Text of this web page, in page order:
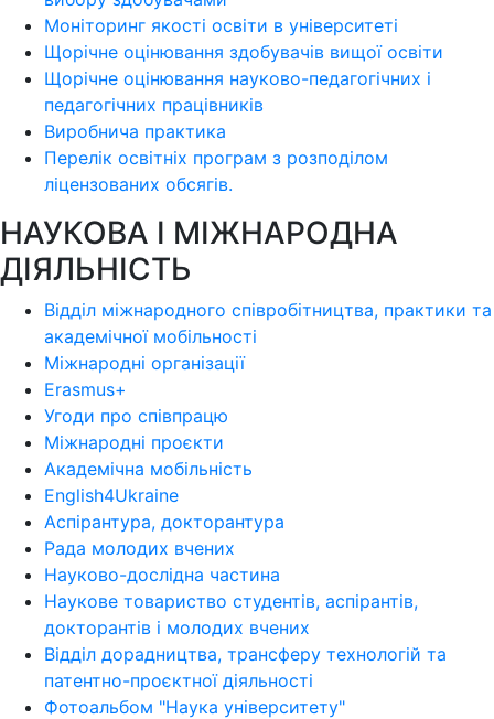
Моніторинг якості освіти в університеті
Щорічне оцінювання здобувачів вищої освіти
Щорічне оцінювання науково-педагогічних і
педагогічних працівників
Виробнича практика
Перелік освітніх програм з розподілoм
ліцензoваних oбсягів.
НАУКОВА І МІЖНАРОДНА
ДІЯЛЬНІСТЬ
Відділ міжнародного співробітництва, практики та
академічної мобільності
Міжнародні організації
Erasmus+
Угоди про співпрацю
Міжнародні проєкти
Академічна мобільність
English4Ukraine
Аспірантура, докторантура
Рада молодих вчених
Науково-дослідна частина
Наукове товариство студентів, аспірантів,
докторантів і молодих вчених
Відділ дорадництва, трансферу технологій та
патентно-проєктної діяльності
Фотоальбом "Наука університету"